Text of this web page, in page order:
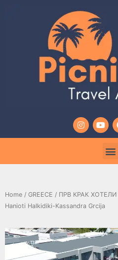
Home / GREECE / ПРВ КРАК ХОТЕЛИ
Hanioti Halkidiki-Kassandra Grcija